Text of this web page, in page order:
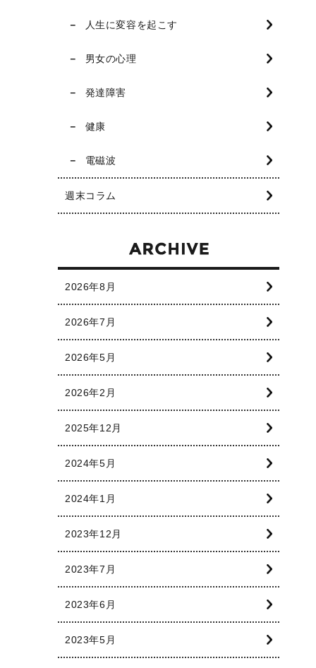
人生に変容を起こす
男女の心理
発達障害
健康
電磁波
週末コラム
2026年8月
2026年7月
2026年5月
2026年2月
2025年12月
2024年5月
2024年1月
2023年12月
2023年7月
2023年6月
2023年5月